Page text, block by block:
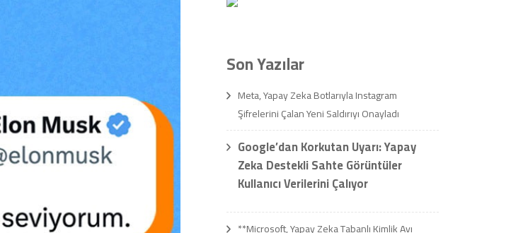
Son Yazılar
Meta, Yapay Zeka Botlarıyla Instagram
Şifrelerini Çalan Yeni Saldırıyı Onayladı
Google’dan Korkutan Uyarı: Yapay
Zeka Destekli Sahte Görüntüler
Kullanıcı Verilerini Çalıyor
**Microsoft, Yapay Zeka Tabanlı Kimlik Avı